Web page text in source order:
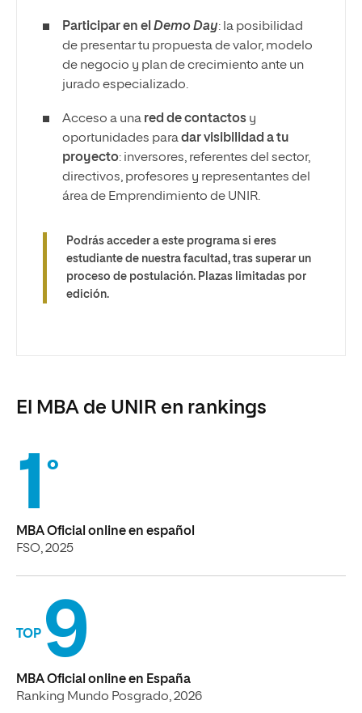
Participar en el Demo Day: la posibilidad
de presentar tu propuesta de valor, modelo
de negocio y plan de crecimiento ante un
jurado especializado.
Acceso a una red de contactos y
oportunidades paradar visibilidad a tu
proyecto: inversores, referentes del sector,
directivos, profesores y representantes del
área de Emprendimiento de UNIR.
Podrás acceder a este programa si eres
estudiante de nuestra facultad, tras superar un
proceso de postulación. Plazas limitadas por
edición.
El MBA de UNIR en rankings
1 °
MBA Oficial online en español
FSO, 2025
TOP 9
MBA Oficial online en España
Ranking Mundo Posgrado, 2026